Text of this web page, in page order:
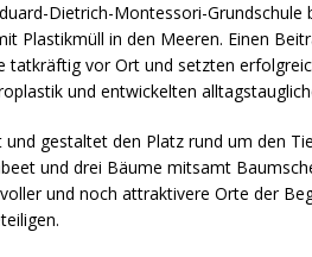
Dietrich-Montessori-
Plastikmüll in den Meeren. Einen
tatkräftig vor Ort und setzten
und entwickelten
gestaltet den Platz rund um den
und drei Bäume mitsamt
und noch attraktivere Orte der